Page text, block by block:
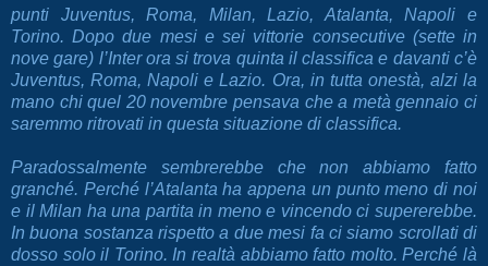
punti Juventus, Roma, Milan, Lazio, Atalanta, Napoli e
Torino. Dopo due mesi e sei vittorie consecutive (sette in
nove gare) l’Inter ora si trova quinta il classifica e davanti c’è
Juventus, Roma, Napoli e Lazio. Ora, in tutta onestà, alzi la
mano chi quel 20 novembre pensava che a metà gennaio ci
saremmo ritrovati in questa situazione di classifica.
Paradossalmente sembrerebbe che non abbiamo fatto
granché. Perché l’Atalanta ha appena un punto meno di noi
e il Milan ha una partita in meno e vincendo ci supererebbe.
In buona sostanza rispetto a due mesi fa ci siamo scrollati di
dosso solo il Torino. In realtà abbiamo fatto molto. Perché là